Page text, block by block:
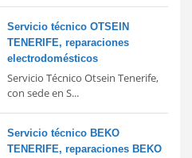
Servicio técnico OTSEIN
TENERIFE, reparaciones
electrodomésticos
Servicio Técnico Otsein Tenerife,
con sede en S...
Servicio técnico BEKO
TENERIFE, reparaciones BEKO